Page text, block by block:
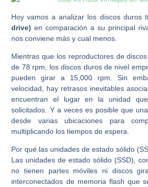
Hoy vamos a analizar los discos duros
drive) en comparación a su principal
nos conviene más y cual menos.
Mientras que los reproductores de
de 78 rpm, los discos duros de nivel
pueden girar a 15,000 rpm. Sin
velocidad, hay retrasos inevitables
encuentran el lugar en la unidad
solicitados. Y a veces es posible que
desde varias ubicaciones para
multiplicando los tiempos de espera.
Por qué las unidades de estado sólido
Las unidades de estado sólido (SSD),
no tienen partes móviles ni discos
interconectados de memoria flash que